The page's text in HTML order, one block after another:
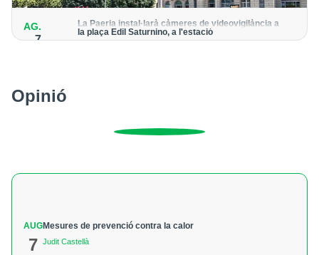
AG.
7
La Paeria instal·larà càmeres de videovigilància a
la plaça Edil Saturnino, a l'estació
Opinió
AUG
7
Mesures de prevenció contra la calor
Judit Castellà